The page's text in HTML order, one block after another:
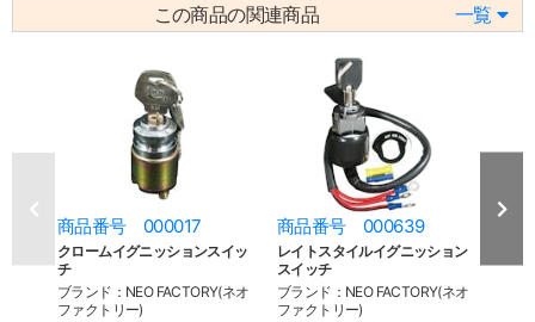
この商品の関連商品 一覧
商品番号 000017
クロームイグニッションスイッ
チ
ブランド：NEO FACTORY(ネオ
ファクトリー)
商品番号 000639
レイトスタイルイグニッション
スイッチ
ブランド：NEO FACTORY(ネオ
ファクトリー)
ク